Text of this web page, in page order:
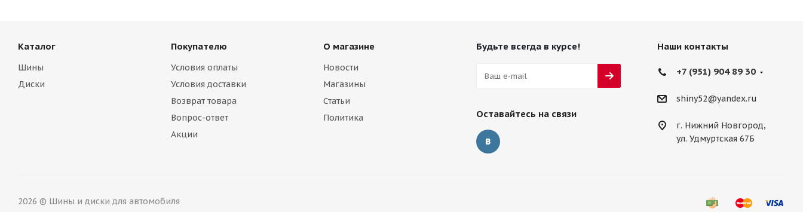
Каталог
Шины
Диски
Покупателю
Условия оплаты
Условия доставки
Возврат товара
Вопрос-ответ
Акции
О магазине
Новости
Магазины
Статьи
Политика
Будьте всегда в курсе!
Оставайтесь на связи
Наши контакты
+7 (951) 904 89 30
shiny52@yandex.ru
г. Нижний Новгород,
ул. Удмуртская 67Б
2026 © Шины и диски для автомобиля